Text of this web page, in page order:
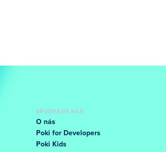
SPOZNAJTE NÁS
O nás
Poki for Developers
Poki Kids